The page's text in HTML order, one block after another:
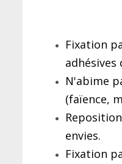
Fixation
adhésives
N'abime
(faïence,
envies.
Fixation